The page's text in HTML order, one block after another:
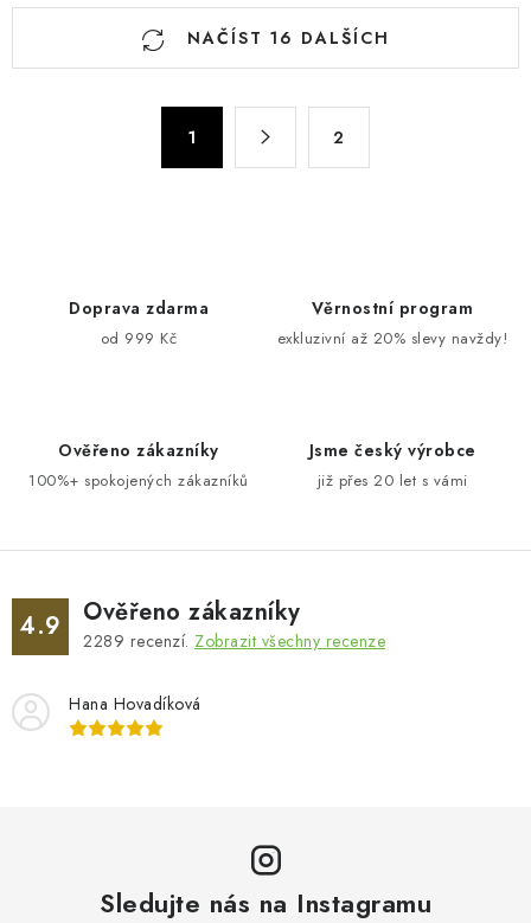
O
s
NAČÍST 16 DALŠÍCH
1 2
Doprava zdarma
od 999 Kč
Věrnostní program
exkluzivní až 20% slevy navždy!
Ověřeno zákazníky
100%+ spokojených zákazníků
Jsme český výrobce
již přes 20 let s vámi
4.9 Ověřeno zákazníky
2289 recenzí. Zobrazit všechny recenze
Hana Hovadíková
Sledujte nás na Instagramu